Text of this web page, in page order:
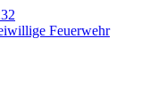
Feuerwehr